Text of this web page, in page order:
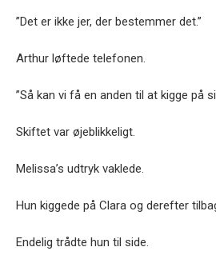
”Det er ikke jer, der bestemmer det.”
Arthur løftede telefonen.
”Så kan vi få en anden til at kigge på
Skiftet var øjeblikkeligt.
Melissa’s udtryk vaklede.
Hun kiggede på Clara og derefter
Endelig trådte hun til side.